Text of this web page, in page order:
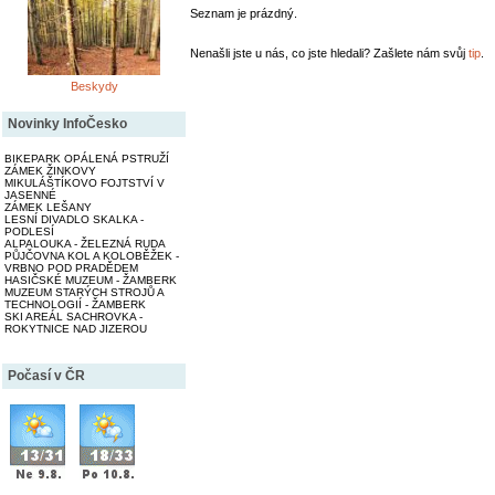
Beskydy
Novinky InfoČesko
BIKEPARK OPÁLENÁ PSTRUŽÍ
ZÁMEK ŽINKOVY
MIKULÁŠTÍKOVO FOJTSTVÍ V
JASENNÉ
ZÁMEK LEŠANY
LESNÍ DIVADLO SKALKA -
PODLESÍ
ALPALOUKA - ŽELEZNÁ RUDA
PŮJČOVNA KOL A KOLOBĚŽEK -
VRBNO POD PRADĚDEM
HASIČSKÉ MUZEUM - ŽAMBERK
MUZEUM STARÝCH STROJŮ A
TECHNOLOGIÍ - ŽAMBERK
SKI AREÁL SACHROVKA -
ROKYTNICE NAD JIZEROU
Počasí v ČR
Seznam je prázdný.
Nenašli jste u nás, co jste hledali? Zašlete nám svůj tip